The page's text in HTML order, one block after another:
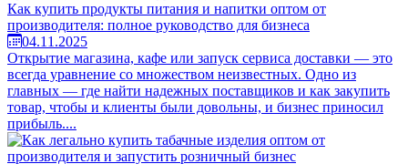
Как купить продукты питания и напитки оптом от
производителя: полное руководство для бизнеса
04.11.2025
Открытие магазина, кафе или запуск сервиса доставки — это
всегда уравнение со множеством неизвестных. Одно из
главных — где найти надежных поставщиков и как закупить
товар, чтобы и клиенты были довольны, и бизнес приносил
прибыль....